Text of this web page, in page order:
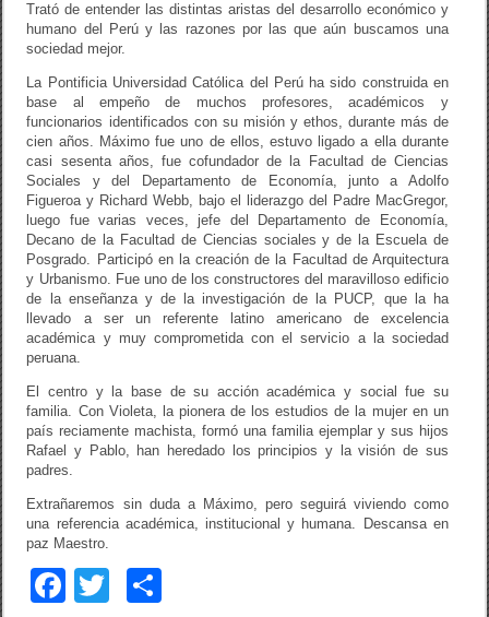
Trató de entender las distintas aristas del desarrollo económico y
humano del Perú y las razones por las que aún buscamos una
sociedad mejor.
La Pontificia Universidad Católica del Perú ha sido construida en
base al empeño de muchos profesores, académicos y
funcionarios identificados con su misión y ethos, durante más de
cien años. Máximo fue uno de ellos, estuvo ligado a ella durante
casi sesenta años, fue cofundador de la Facultad de Ciencias
Sociales y del Departamento de Economía, junto a Adolfo
Figueroa y Richard Webb, bajo el liderazgo del Padre MacGregor,
luego fue varias veces, jefe del Departamento de Economía,
Decano de la Facultad de Ciencias sociales y de la Escuela de
Posgrado. Participó en la creación de la Facultad de Arquitectura
y Urbanismo. Fue uno de los constructores del maravilloso edificio
de la enseñanza y de la investigación de la PUCP, que la ha
llevado a ser un referente latino americano de excelencia
académica y muy comprometida con el servicio a la sociedad
peruana.
El centro y la base de su acción académica y social fue su
familia. Con Violeta, la pionera de los estudios de la mujer en un
país reciamente machista, formó una familia ejemplar y sus hijos
Rafael y Pablo, han heredado los principios y la visión de sus
padres.
Extrañaremos sin duda a Máximo, pero seguirá viviendo como
una referencia académica, institucional y humana. Descansa en
paz Maestro.
F